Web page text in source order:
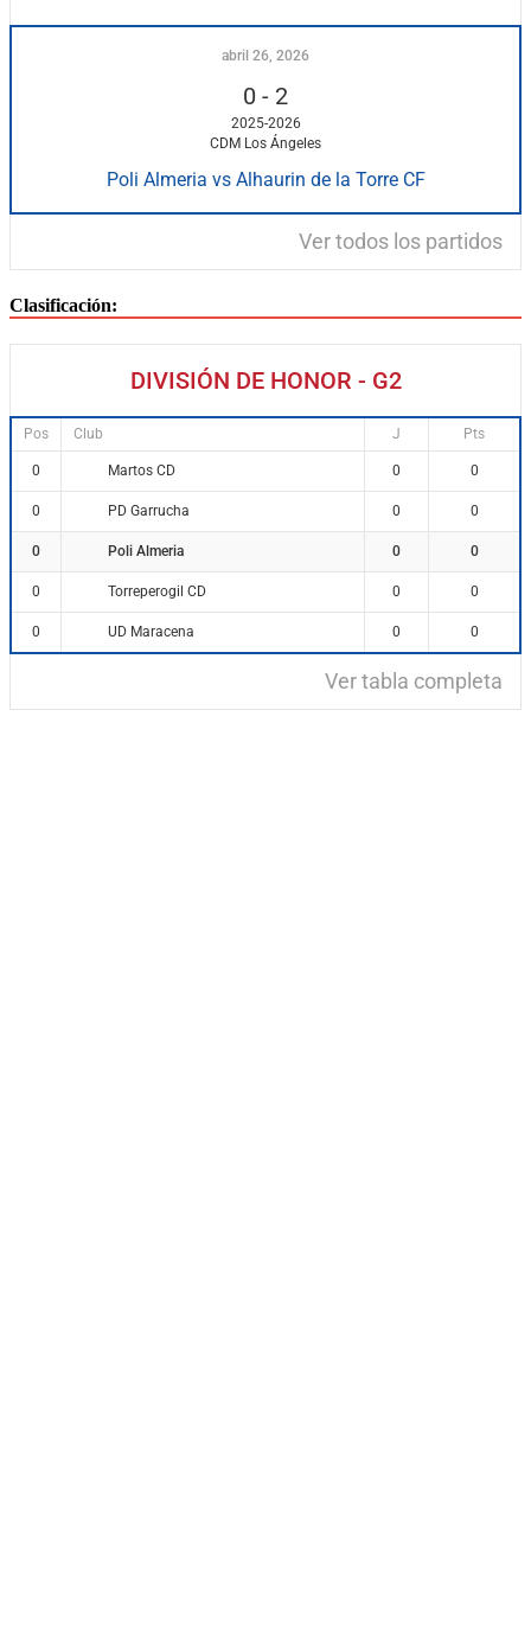
abril 26, 2026
0 - 2
2025-2026
CDM Los Ángeles
Poli Almeria vs Alhaurin de la Torre CF
Ver todos los partidos
Clasificación:
DIVISIÓN DE HONOR - G2
Pos Club J Pts
0 Martos CD 0 0
0 PD Garrucha 0 0
0 Poli Almeria 0 0
0 Torreperogil CD 0 0
0 UD Maracena 0 0
Ver tabla completa